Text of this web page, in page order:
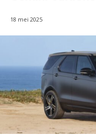
18 mei 2025